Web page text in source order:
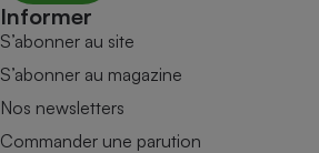
Informer
S’abonner au site
S’abonner au magazine
Nos newsletters
Commander une parution